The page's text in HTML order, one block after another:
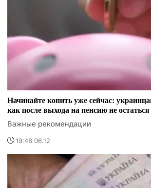
Начинайте копить уже сейчас:
как после выхода на пенсию не
Важные рекомендации
19:48 06.12